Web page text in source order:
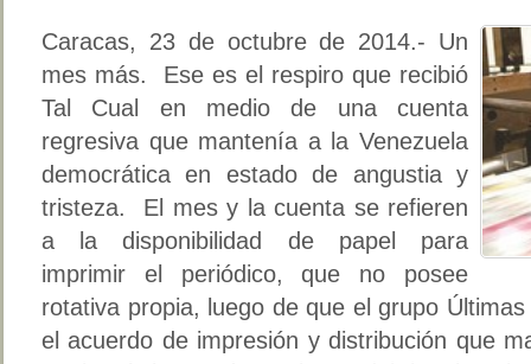
Caracas, 23 de octubre de 2014.- Un
mes más. Ese es el respiro que recibió
Tal Cual en medio de una cuenta
regresiva que mantenía a la Venezuela
democrática en estado de angustia y
tristeza. El mes y la cuenta se refieren
a la disponibilidad de papel para
imprimir el periódico, que no posee
rotativa propia, luego de que el grupo
el acuerdo de impresión y distribución que